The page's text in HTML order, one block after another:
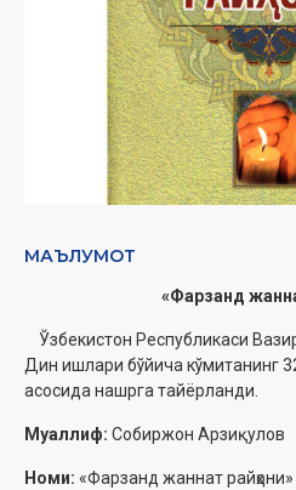
МАЪЛУМОТ
‎«Фарзанд
Ўзбекистон Республикаси
Дин ишлари бўйича ‎кўмитанинг
асосида нашрга тайёрланди.‎
Муаллиф: Собиржон Арзиқулов
Номи: «Фарзанд жаннат райҳони»